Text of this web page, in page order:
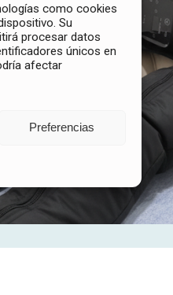
como cookies
Su
procesar datos
únicos en
afectar
Preferencias